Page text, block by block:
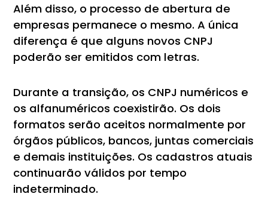
Além disso, o processo de abertura de
empresas permanece o mesmo. A única
diferença é que alguns novos CNPJ
poderão ser emitidos com letras.
Durante a transição, os CNPJ numéricos e
os alfanuméricos coexistirão. Os dois
formatos serão aceitos normalmente por
órgãos públicos, bancos, juntas comerciais
e demais instituições. Os cadastros atuais
continuarão válidos por tempo
indeterminado.